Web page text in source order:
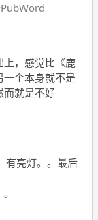
，感觉比《鹿
一个本身就不是
而就是不好
有亮灯。。最后